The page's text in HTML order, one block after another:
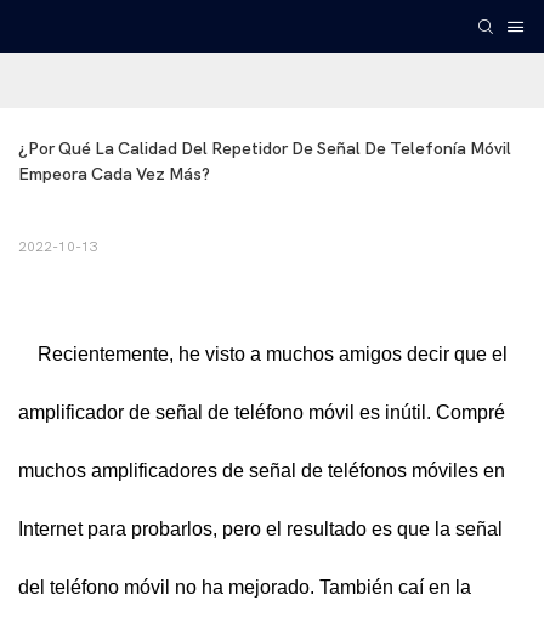
¿Por Qué La Calidad Del Repetidor De Señal De Telefonía Móvil
Empeora Cada Vez Más?
2022-10-13
Recientemente, he visto a muchos amigos decir que el
amplificador de señal de teléfono móvil es inútil. Compré
muchos amplificadores de señal de teléfonos móviles en
Internet para probarlos, pero el resultado es que la señal
del teléfono móvil no ha mejorado. También caí en la